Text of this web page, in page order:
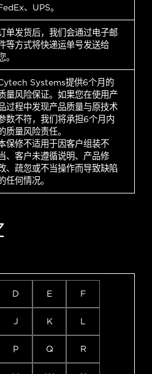
、UPS。
单发货后，我们会通过电子邮
等方式将快递运单号发送给
。
Systems提供6个月的
量风险保证。如果您在使用产
过程中发现产品质量与原技术
数不符，我们将承担6个月内
质量风险责任。
保修不适用于因客户组装不
、客户未遵循说明、产品修
、疏忽或不当操作而导致缺陷
任何情况。
D E F
J K L
P Q R